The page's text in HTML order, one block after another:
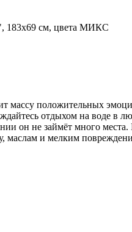
183х69 см, цвета МИКС
массу положительных
отдыхом на воде в
он не займёт много
маслам и мелким